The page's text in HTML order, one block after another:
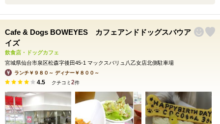
Cafe & Dogs BOWEYES カフェアンドドッグスバウア
イズ
飲食店・ドッグカフェ
宮城県仙台市泉区松森字後田45-1 マックスバリュ八乙女店北側駐車場
ランチ￥９８０～ ディナー￥８００～
4.5 クチコミ 2件